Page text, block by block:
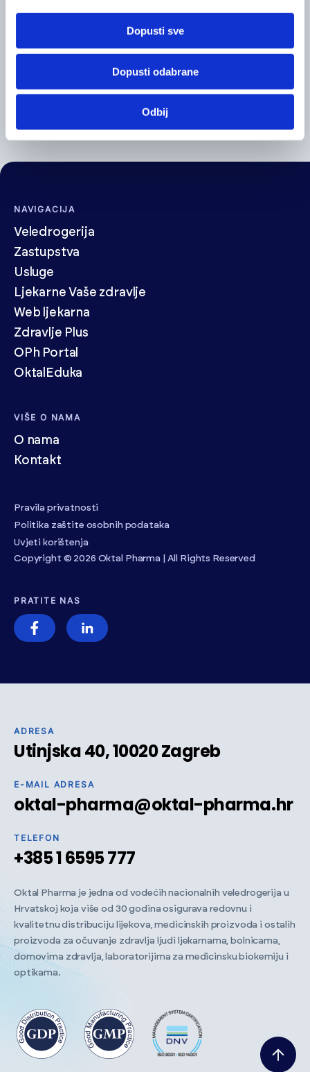
Dopusti sve
Dopusti odabrane
Odbij
Melascreen koncentrat protiv mrlja
ADRESA
Utinjska 40, 10020 Zagreb
E-MAIL ADRESA
oktal-pharma@oktal-pharma.hr
TELEFON
+385 1 6595 777
Oktal Pharma je jedna od vodećih nacionalnih veledrogerija u
Hrvatskoj koja više od 30 godina osigurava redovnu i
kvalitetnu distribuciju lijekova, medicinskih proizvoda i ostalih
proizvoda za očuvanje zdravlja ljudi ljekarnama, bolnicama,
domovima zdravlja, laboratorijima za medicinsku biokemiju i
optikama.
NAVIGACIJA
Veledrogerija
Zastupstva
Usluge
Ljekarne Vaše zdravlje
Web ljekarna
Zdravlje Plus
OPh Portal
OktalEduka
VIŠE O NAMA
O nama
Kontakt
Pravila privatnosti
Politika zaštite osobnih podataka
Uvjeti korištenja
Copyright © 2026 Oktal Pharma | All Rights Reserved
PRATITE NAS